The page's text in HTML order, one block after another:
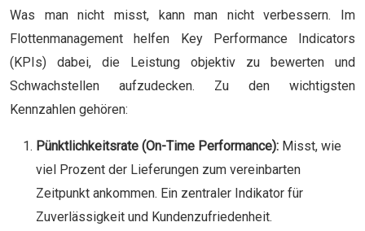
Was man nicht misst, kann man nicht verbessern. Im
Flottenmanagement helfen Key Performance Indicators
(KPIs) dabei, die Leistung objektiv zu bewerten und
Schwachstellen aufzudecken. Zu den wichtigsten
Kennzahlen gehören:
Pünktlichkeitsrate (On-Time Performance): Misst, wie
viel Prozent der Lieferungen zum vereinbarten
Zeitpunkt ankommen. Ein zentraler Indikator für
Zuverlässigkeit und Kundenzufriedenheit.